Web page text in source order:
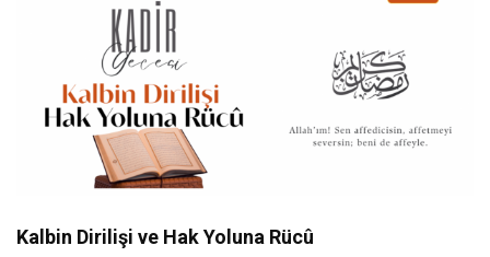
Kalbin Dirilişi ve Hak Yoluna Rücû